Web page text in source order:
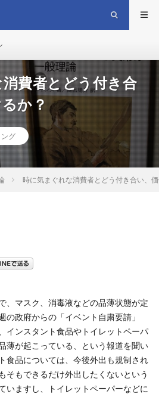
費者とどう付き合
か？
ング
時に気まぐれな消費者とどう付き合い、
、マスク、消毒液などの品薄状態が定
の政府からの「イベント自粛要請」
インスタント食品やトイレットペーパ
薄が起こっている、という報道を聞い
食品については、今後外出も規制され
そもできるだけ外出したくないという
いますし、トイレットペーパーなどに